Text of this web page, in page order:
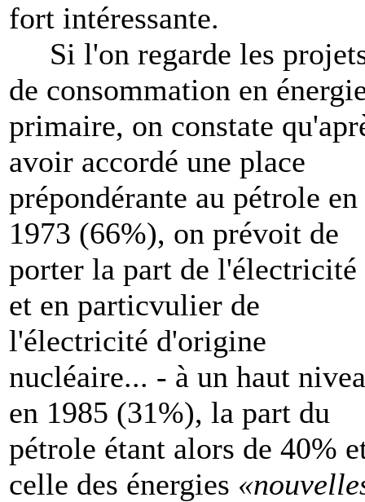
fort intéressante.
Si l'on regarde les
de consommation en
primaire, on constate
avoir accordé une place
prépondérante au pétrole en
1973 (66%), on prévoit de
porter la part de l'électricité
et en particvulier de
l'électricité d'origine
nucléaire... - à un haut
en 1985 (31%), la part du
pétrole étant alors de 40%
celle des énergies